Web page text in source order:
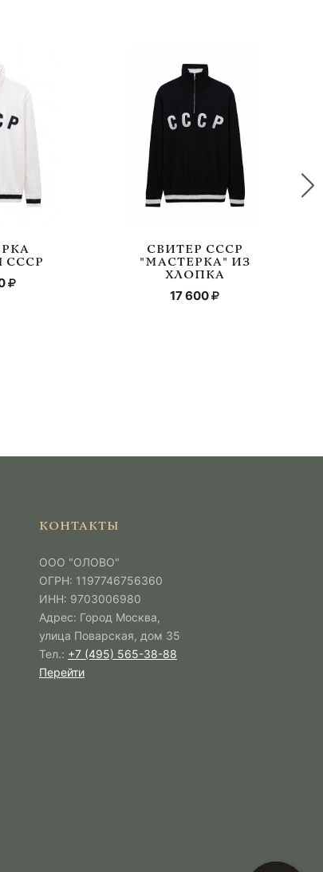
СССР
СВИТЕР СССР
"МАСТЕРКА" ИЗ
ХЛОПКА
17 600
КОНТАКТЫ
ООО "ОЛОВО"
ОГРН: 1197746756360
ИНН: 9703006980
Адрес: Город Москва,
улица Поварская, дом 35
Тел.: +7 (495) 565-38-88
Перейти